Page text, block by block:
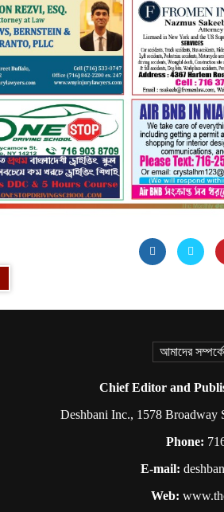
আমাদের সম্পর্কে
Chief Editor and
Deshbani Inc., 1578 Broadway
Phone:
E-mail:
Web: